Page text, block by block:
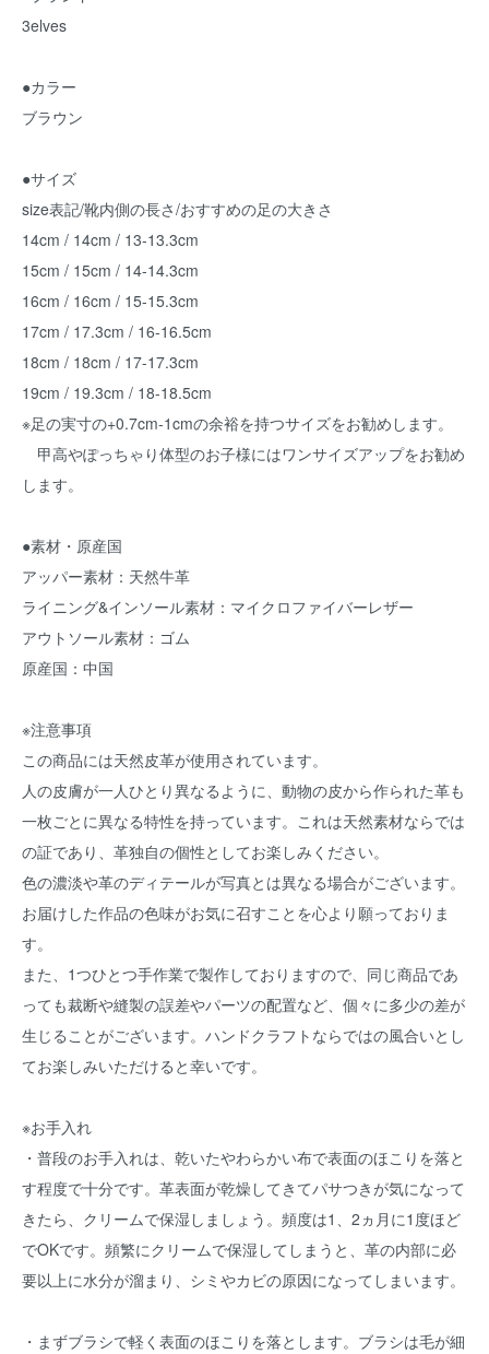
3elves
●カラー
ブラウン
●サイズ
size表記/靴内側の長さ/おすすめの足の大きさ
14cm / 14cm / 13-13.3cm
15cm / 15cm / 14-14.3cm
16cm / 16cm / 15-15.3cm
17cm / 17.3cm / 16-16.5cm
18cm / 18cm / 17-17.3cm
19cm / 19.3cm / 18-18.5cm
※足の実寸の+0.7cm-1cmの余裕を持つサイズをお勧めします。
甲高やぽっちゃり体型のお子様にはワンサイズアップをお勧め
します。
●素材・原産国
アッパー素材：天然牛革
ライニング&インソール素材：マイクロファイバーレザー
アウトソール素材：ゴム
原産国：中国
※注意事項
この商品には天然皮革が使用されています。
人の皮膚が一人ひとり異なるように、動物の皮から作られた革も
一枚ごとに異なる特性を持っています。これは天然素材ならでは
の証であり、革独自の個性としてお楽しみください。
色の濃淡や革のディテールが写真とは異なる場合がございます。
お届けした作品の色味がお気に召すことを心より願っておりま
す。
また、1つひとつ手作業で製作しておりますので、同じ商品であ
っても裁断や縫製の誤差やパーツの配置など、個々に多少の差が
生じることがございます。ハンドクラフトならではの風合いとし
てお楽しみいただけると幸いです。
※お手入れ
・普段のお手入れは、乾いたやわらかい布で表面のほこりを落と
す程度で十分です。革表面が乾燥してきてパサつきが気になって
きたら、クリームで保湿しましょう。頻度は1、2ヵ月に1度ほど
でOKです。頻繁にクリームで保湿してしまうと、革の内部に必
要以上に水分が溜まり、シミやカビの原因になってしまいます。
・まずブラシで軽く表面のほこりを落とします。ブラシは毛が細